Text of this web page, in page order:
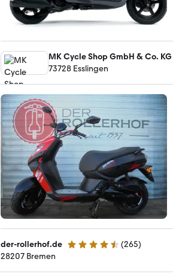
MK Cycle Shop GmbH & Co. KG
73728 Esslingen
der-rollerhof.de 4.6 Sterne (265)
28207 Bremen